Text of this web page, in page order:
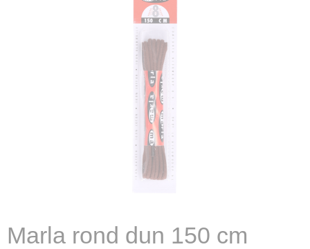
Marla rond dun 150 cm